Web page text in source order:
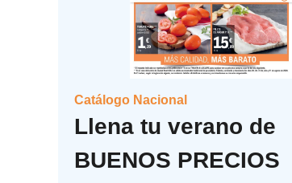
Catálogo Nacional
Llena tu verano de
BUENOS PRECIOS